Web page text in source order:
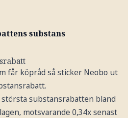
substans
får köpråd så sticker Neobo ut
substansrabatten bland
motsvarande 0,34x senast